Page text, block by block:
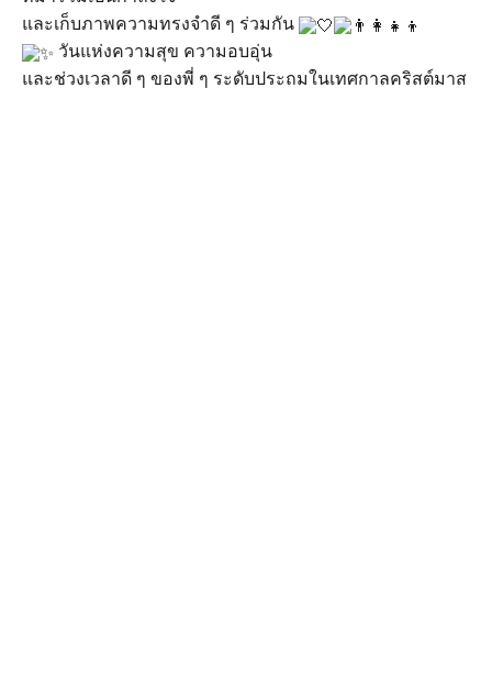
และเก็บภาพความทรงจำดี ๆ ร่วมกัน
วันแห่งความสุข ความอบอุ่น
และช่วงเวลาดี ๆ ของพี่ ๆ ระดับประถมในเทศกาลคริสต์มาส